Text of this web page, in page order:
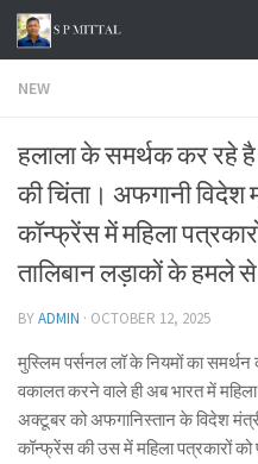
Skip to content
NEW
हलाला के समर्थक कर रहे है
की चिंता। अफगानी विदेश
कॉन्फ्रेंस में महिला
तालिबान लड़ाकों के हमले
BYADMIN · OCTOBER 12, 2025
मुस्लिम पर्सनल लॉ के नियमों का
वकालत करने वाले ही अब भारत में
अक्टूबर को अफगानिस्तान के विदेश
कॉन्फ्रेंस की उस में महिला पत्रकारों